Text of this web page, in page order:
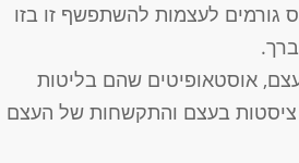
גורמים לעצמות להשתפשף זו בזו
אוסטאופיטים שהם בליטות
בעצם והתקשחות של העצם